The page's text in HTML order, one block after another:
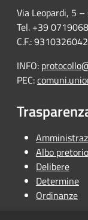
Via Leopardi, 5
Tel. +39
C.F.:
INFO:
PEC:
Albo pretorio
Delibere
Determine
Ordinanze